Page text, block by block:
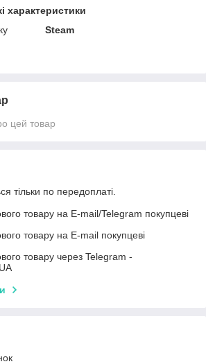
характеристики
Steam
цей товар
тільки по передоплаті.
товару на E-mail/Telegram покупцеві
товару на E-mail покупцеві
товару через Telegram -